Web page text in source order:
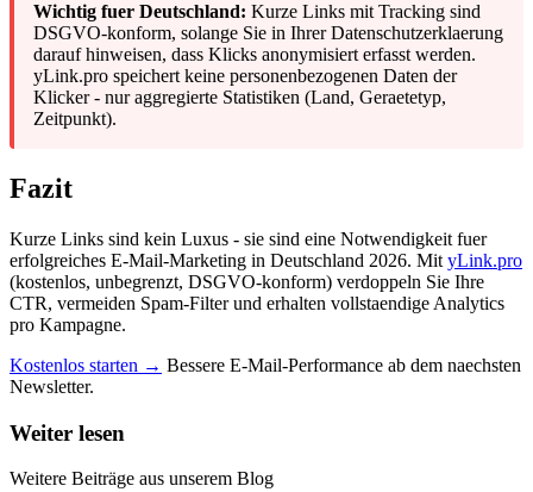
Wichtig fuer Deutschland: Kurze Links mit Tracking sind
DSGVO-konform, solange Sie in Ihrer Datenschutzerklaerung
darauf hinweisen, dass Klicks anonymisiert erfasst werden.
yLink.pro speichert keine personenbezogenen Daten der
Klicker - nur aggregierte Statistiken (Land, Geraetetyp,
Zeitpunkt).
Fazit
Kurze Links sind kein Luxus - sie sind eine Notwendigkeit fuer
erfolgreiches E-Mail-Marketing in Deutschland 2026. Mit yLink.pro
(kostenlos, unbegrenzt, DSGVO-konform) verdoppeln Sie Ihre
CTR, vermeiden Spam-Filter und erhalten vollstaendige Analytics
pro Kampagne.
Kostenlos starten → Bessere E-Mail-Performance ab dem naechsten
Newsletter.
Weiter lesen
Weitere Beiträge aus unserem Blog